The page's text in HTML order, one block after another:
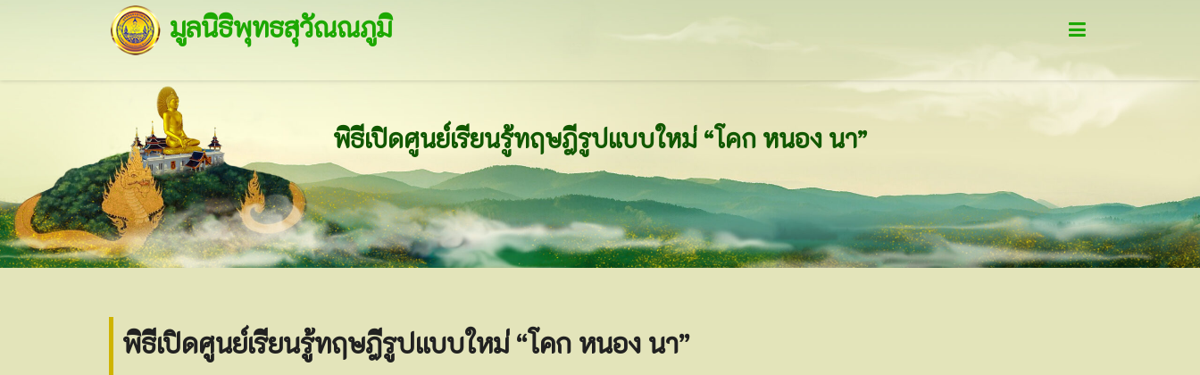
มูลนิธิพุทธสุวัณณภูมิ
พิธีเปิดศูนย์เรียนรู้ทฤษฎีรูปแบบใหม่ “โคก หนอง นา”
พิธีเปิดศูนย์เรียนรู้ทฤษฎีรูปแบบใหม่ “โคก หนอง นา”